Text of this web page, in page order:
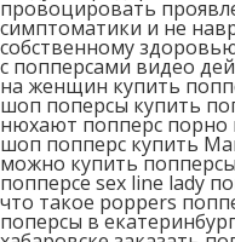
провоцировать
симптоматики и не
собственному
с попперсами видео
на женщин купить
шоп поперсы купить
нюхают попперс порно
шоп попперс купить
можно купить
попперсе sex line lady
что такое poppers
поперсы в